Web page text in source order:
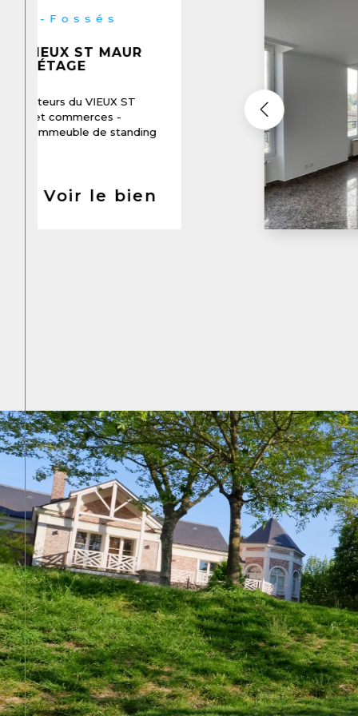
PIÈCES DUPLEX
CENTRE VILLLE
2 pièces en duplex
une grande pièce
ouverte , WC. Au 1er étage
Voir le bien